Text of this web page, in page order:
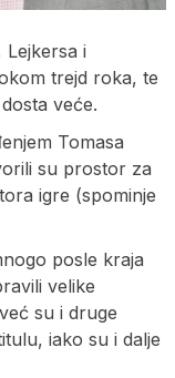
i
trejd roka, te
veće.
Tomasa
su prostor za
igre (spominje
posle kraja
velike
su i druge
iako su i dalje